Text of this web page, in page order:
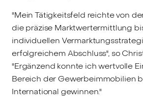
"Mein Tätigkeitsfeld reichte von
die präzise Marktwertermittlung
individuellen
erfolgreichem Abschluss", so
"Ergänzend konnte ich wertvolle
Bereich der Gewerbeimmobilien
International gewinnen."